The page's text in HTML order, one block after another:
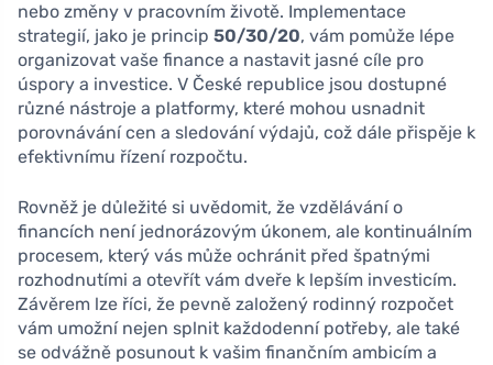
nebo změny v pracovním životě. Implementace
strategií, jako je princip 50/30/20, vám pomůže lépe
organizovat vaše finance a nastavit jasné cíle pro
úspory a investice. V České republice jsou dostupné
různé nástroje a platformy, které mohou usnadnit
porovnávání cen a sledování výdajů, což dále přispěje k
efektivnímu řízení rozpočtu.
Rovněž je důležité si uvědomit, že vzdělávání o
financích není jednorázovým úkonem, ale kontinuálním
procesem, který vás může ochránit před špatnými
rozhodnutími a otevřít vám dveře k lepším investicím.
Závěrem lze říci, že pevně založený rodinný rozpočet
vám umožní nejen splnit každodenní potřeby, ale také
se odvážně posunout k vašim finančním ambicím a